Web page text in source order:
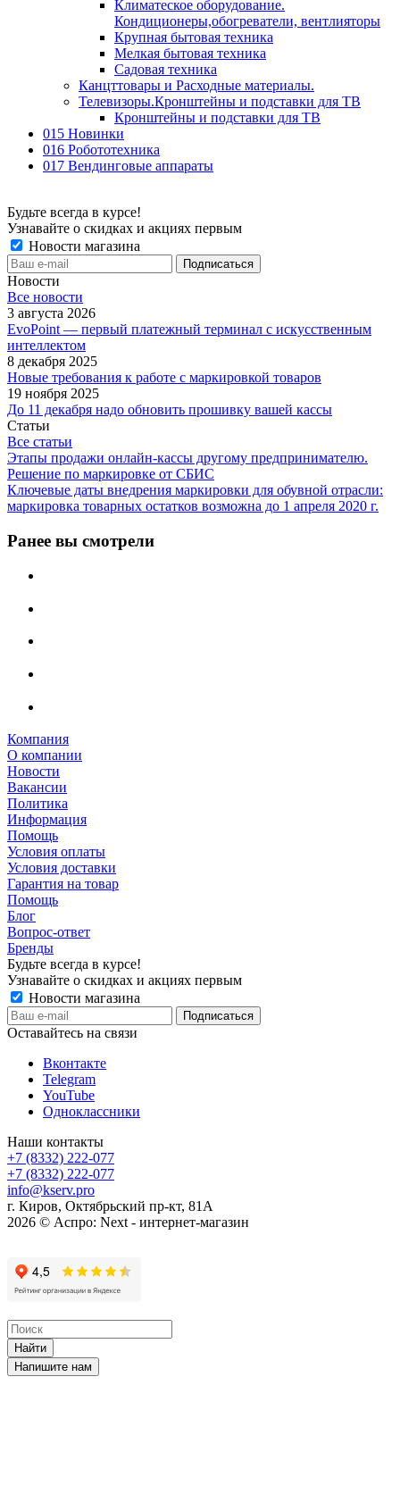
Климатеское оборудование.
Кондиционеры,обогреватели, вентлияторы
Крупная бытовая техника
Мелкая бытовая техника
Садовая техника
Канцттовары и Расходные материалы.
Телевизоры.Кронштейны и подставки для ТВ
Кронштейны и подставки для ТВ
015 Новинки
016 Робототехника
017 Вендинговые аппараты
Будьте всегда в курсе!
Узнавайте о скидках и акциях первым
Новости магазина
Новости
Все новости
3 августа 2026
EvoPoint — первый платежный терминал с искусственным
интеллектом
8 декабря 2025
Новые требования к работе с маркировкой товаров
19 ноября 2025
До 11 декабря надо обновить прошивку вашей кассы
Статьи
Все статьи
Этапы продажи онлайн-кассы другому предпринимателю.
Решение по маркировке от СБИС
Ключевые даты внедрения маркировки для обувной отрасли:
маркировка товарных остатков возможна до 1 апреля 2020 г.
Ранее вы смотрели
Компания
О компании
Новости
Вакансии
Политика
Информация
Помощь
Условия оплаты
Условия доставки
Гарантия на товар
Помощь
Блог
Вопрос-ответ
Бренды
Будьте всегда в курсе!
Узнавайте о скидках и акциях первым
Новости магазина
Оставайтесь на связи
Вконтакте
Telegram
YouTube
Одноклассники
Наши контакты
+7 (8332) 222-077
+7 (8332) 222-077
info@kserv.pro
г. Киров, Октябрьский пр-кт, 81А
2026 © Аспро: Next - интернет-магазин
Найти
Напишите нам